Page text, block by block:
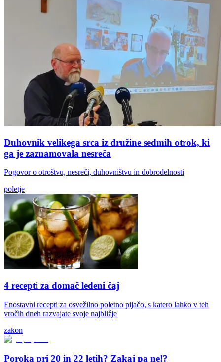
Duhovnik velikega srca iz družine sedmih otrok, ki
ga je zaznamovala nesreča
Pogovor o otroštvu, nesreči, duhovništvu in dobrodelnosti
poletje
4 recepti za domač ledeni čaj
Enostavni recepti za osvežilno poletno pijačo, s katero lahko v teh
vročih dneh razvajate svoje najbližje
zakon
Poroka pri 20 in 22 letih? Zakaj pa ne!?